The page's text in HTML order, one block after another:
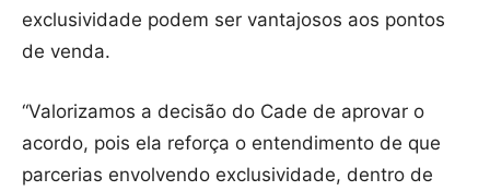
exclusividade podem ser vantajosos aos pontos
de venda.
“Valorizamos a decisão do Cade de aprovar o
acordo, pois ela reforça o entendimento de que
parcerias envolvendo exclusividade, dentro de